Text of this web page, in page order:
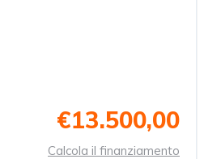
€13.500,00
Calcola il finanziamento